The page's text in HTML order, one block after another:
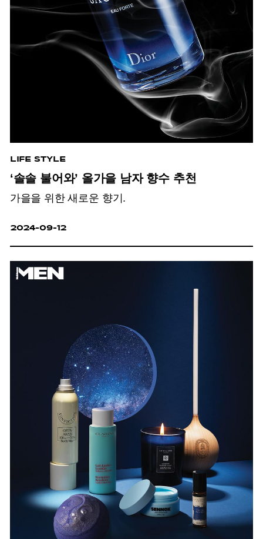
LIFE STYLE
‘솔솔 불어와’ 올가을 남자 향수 추천
가을을 위한 새로운 향기.
2024-09-12